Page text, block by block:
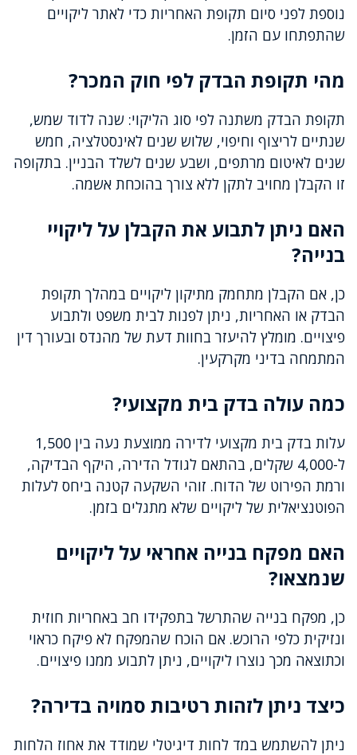
נוספת לפני סיום תקופת האחריות כדי לאתר ליקויים
שהתפתחו עם הזמן.
מהי תקופת הבדק לפי חוק המכר?
תקופת הבדק משתנה לפי סוג הליקוי: שנה לדוד שמש,
שנתיים לריצוף וחיפוי, שלוש שנים לאינסטלציה, חמש
שנים לאיטום מרתפים, ושבע שנים לשלד הבניין. בתקופה
זו הקבלן מחויב לתקן ללא צורך בהוכחת אשמה.
האם ניתן לתבוע את הקבלן על ליקויי
בנייה?
כן, אם הקבלן מתחמק מתיקון ליקויים במהלך תקופת
הבדק או האחריות, ניתן לפנות לבית משפט ולתבוע
פיצויים. מומלץ להיעזר בחוות דעת של מהנדס ובעורך דין
המתמחה בדיני מקרקעין.
כמה עולה בדק בית מקצועי?
עלות בדק בית מקצועי לדירה ממוצעת נעה בין 1,500
ל-4,000 שקלים, בהתאם לגודל הדירה, היקף הבדיקה,
ורמת הפירוט של הדוח. זוהי השקעה קטנה ביחס לעלות
הפוטנציאלית של ליקויים שלא מתגלים בזמן.
האם מפקח בנייה אחראי על ליקויים
שנמצאו?
כן, מפקח בנייה שהתרשל בתפקידו חב באחריות חוזית
ונזיקית כלפי הרוכש. אם הוכח שהמפקח לא פיקח כראוי
וכתוצאה מכך נוצרו ליקויים, ניתן לתבוע ממנו פיצויים.
כיצד ניתן לזהות רטיבות סמויה בדירה?
ניתן להשתמש במד לחות דיגיטלי שמודד את אחוז הלחות